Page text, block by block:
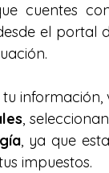
cuentes
el portal
,
, ya que
impuestos.